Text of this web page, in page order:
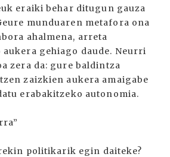
eraiki behar ditugun gauza
munduaren metafora ona
ahalmena, arreta
aukera gehiago daude. Neurri
zera da: gure baldintza
zaizkien aukera amaigabe
erabakitzeko autonomia.
politikarik egin daiteke?